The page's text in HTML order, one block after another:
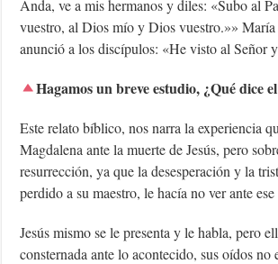
Anda, ve a mis hermanos y diles: «Subo al
vuestro, al Dios mío y Dios vuestro.»»
anunció a los discípulos: «He visto al Señor
Hagamos un breve estudio, ¿Qué dice
Este relato bíblico, nos narra la experiencia
Magdalena ante la muerte de Jesús, pero
resurrección, ya que la desesperación y la
perdido a su maestro, le hacía no ver ante
Jesús mismo se le presenta y le habla, pero
consternada ante lo acontecido, sus oídos no